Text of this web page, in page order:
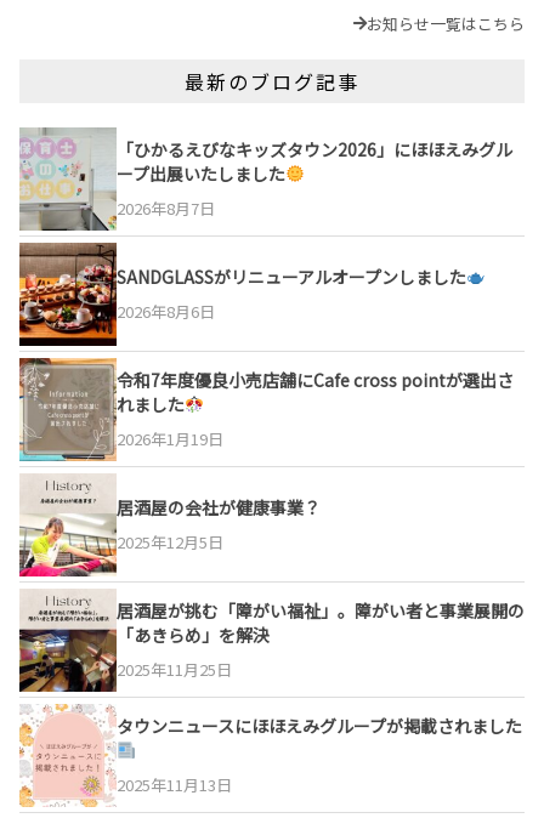
お知らせ一覧はこちら
最新のブログ記事
「ひかるえびなキッズタウン2026」にほほえみグル
ープ出展いたしました
2026年8月7日
SANDGLASSがリニューアルオープンしました
2026年8月6日
令和7年度優良小売店舗にCafe cross pointが選出さ
れました
2026年1月19日
居酒屋の会社が健康事業？
2025年12月5日
居酒屋が挑む「障がい福祉」。障がい者と事業展開の
「あきらめ」を解決
2025年11月25日
タウンニュースにほほえみグループが掲載されました
2025年11月13日